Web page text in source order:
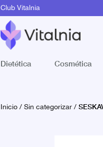
Club Vitalnia
Dietética Cosmética
Inicio/Sin categorizar/